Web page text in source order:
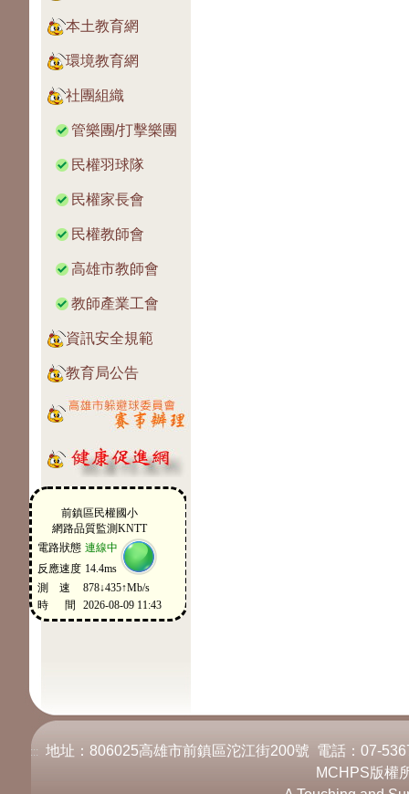
本土教育網
環境教育網
社團組織
管樂團/打擊樂團
民權羽球隊
民權家長會
民權教師會
高雄市教師會
教師產業工會
資訊安全規範
教育局公告
:::
地址：806025高雄市前鎮區沱江街200號 電話：07-
MCHPS版權